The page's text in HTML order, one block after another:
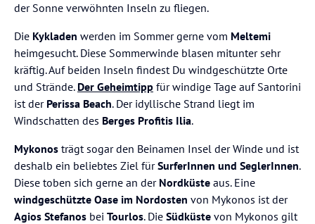
der Sonne verwöhnten Inseln zu fliegen.
Die Kykladen werden im Sommer gerne vom Meltemi
heimgesucht. Diese Sommerwinde blasen mitunter sehr
kräftig. Auf beiden Inseln findest Du windgeschützte Orte
und Strände. Der Geheimtipp für windige Tage auf Santorini
ist der Perissa Beach. Der idyllische Strand liegt im
Windschatten des Berges Profitis Ilia.
Mykonos trägt sogar den Beinamen Insel der Winde und ist
deshalb ein beliebtes Ziel fürSurferInnen und SeglerInnen.
Diese toben sich gerne an der Nordküste aus. Eine
windgeschützte Oase im Nordosten von Mykonos ist der
Agios Stefanos bei Tourlos. Die Südküste von Mykonos gilt